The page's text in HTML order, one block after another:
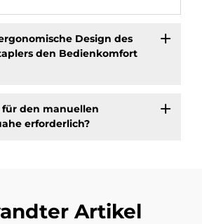
Design des
den Bedienkomfort
den manuellen
erforderlich?
Artikel